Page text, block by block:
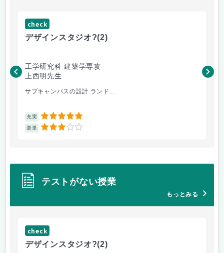
check
デザインスタジオ?(2)
工学研究科 建築学専攻
上西明先生
サブキャンパスの設計 ランド...
充実 5
楽単 3
こ
テストがない授業
もっとみる
check
デザインスタジオ?(2)